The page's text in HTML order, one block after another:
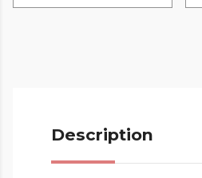
Description